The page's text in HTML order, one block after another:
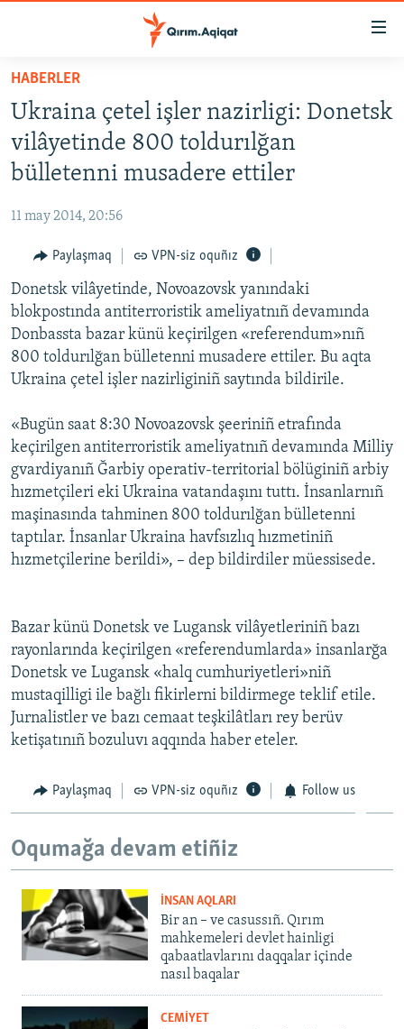
Esas
qaytmaq
Baş
navigatsiyağa
qaytmaq
Qıdıruvğa
qaytmaq
HABERLER
SİYASET
İQTİSADİYAT
MEDENİYET
İNSAN AQLARI
VİDEO
SÜRET
BLOGLAR
FİKİR
Русский
Українською
QOŞULIÑIZ!
HABERLER
Ukraina çetel işler nazirligi: Donetsk
vilâyetinde 800 toldurılğan
bülletenni musadere ettiler
11 may 2014, 20:56
Paylaşmaq VPN-siz oquñız
Donetsk vilâyetinde, Novoazovsk yanındaki
blokpostında antiterroristik ameliyatnıñ devamında
Donbassta bazar künü keçirilgen «referendum»nıñ
800 toldurılğan bülletenni musadere ettiler. Bu aqta
Ukraina çetel işler nazirliginiñ saytında bildirile.
«Bugün saat 8:30 Novoazovsk şeeriniñ etrafında
keçirilgen antiterroristik ameliyatnıñ devamında Milliy
gvardiyanıñ Ğarbiy operativ-territorial bölüginiñ arbiy
hızmetçileri eki Ukraina vatandaşını tuttı. İnsanlarnıñ
maşinasında tahminen 800 toldurılğan bülletenni
taptılar. İnsanlar Ukraina havfsızlıq hızmetiniñ
hızmetçilerine berildi», – dep bildirdiler müessisede.
Bazar künü Donetsk ve Lugansk vilâyetleriniñ bazı
rayonlarında keçirilgen «referendumlarda» insanlarğa
Donetsk ve Lugansk «halq cumhuriyetleri»niñ
mustaqilligi ile bağlı fikirlerni bildirmege teklif etile.
Jurnalistler ve bazı cemaat teşkilâtları rey berüv
ketişatınıñ bozuluvı aqqında haber eteler.
Paylaşmaq VPN-siz oquñız Follow us
Oqumağa devam etiñiz
İNSAN AQLARI
Bir an – ve casussıñ. Qırım
mahkemeleri devlet hainligi
qabaatlavlarını daqqalar içinde
nasıl baqalar
CEMİYET